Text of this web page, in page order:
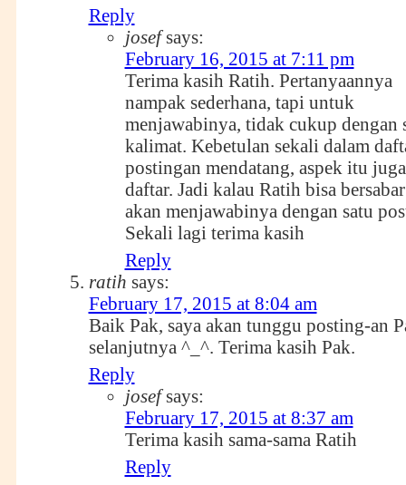
Reply
josef says:
February 16, 2015 at 7:11 pm
Terima kasih Ratih. Pertanyaannya
nampak sederhana, tapi untuk
menjawabinya, tidak cukup dengan
kalimat. Kebetulan sekali dalam
postingan mendatang, aspek itu
daftar. Jadi kalau Ratih bisa
akan menjawabinya dengan satu
Sekali lagi terima kasih
Reply
ratih says:
February 17, 2015 at 8:04 am
Baik Pak, saya akan tunggu posting-an
selanjutnya ^_^. Terima kasih Pak.
Reply
josef says:
February 17, 2015 at 8:37 am
Terima kasih sama-sama Ratih
Reply